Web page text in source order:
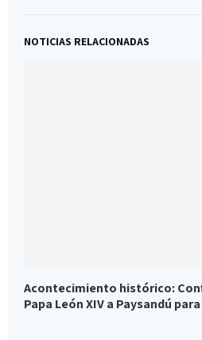
NOTICIAS RELACIONADAS
Acontecimiento histórico:
Papa León XIV a Paysandú